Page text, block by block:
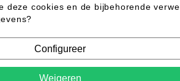
deze cookies en de bijbehorende
Configureer
Weigeren